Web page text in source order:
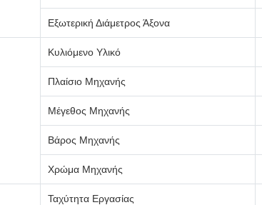
Εξωτερική Διάμετρος Άξονα
Κυλιόμενο Υλικό
Πλαίσιο Μηχανής
Μέγεθος Μηχανής
Βάρος Μηχανής
Χρώμα Μηχανής
Ταχύτητα Εργασίας